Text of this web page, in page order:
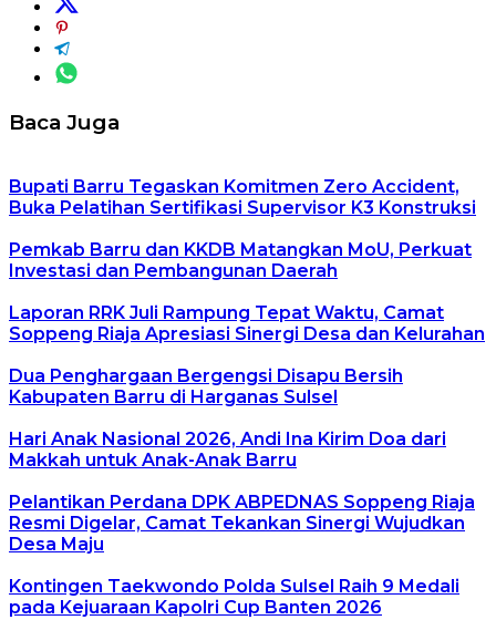
Baca Juga
Bupati Barru Tegaskan Komitmen Zero Accident,
Buka Pelatihan Sertifikasi Supervisor K3 Konstruksi
Pemkab Barru dan KKDB Matangkan MoU, Perkuat
Investasi dan Pembangunan Daerah
Laporan RRK Juli Rampung Tepat Waktu, Camat
Soppeng Riaja Apresiasi Sinergi Desa dan Kelurahan
Dua Penghargaan Bergengsi Disapu Bersih
Kabupaten Barru di Harganas Sulsel
Hari Anak Nasional 2026, Andi Ina Kirim Doa dari
Makkah untuk Anak-Anak Barru
Pelantikan Perdana DPK ABPEDNAS Soppeng Riaja
Resmi Digelar, Camat Tekankan Sinergi Wujudkan
Desa Maju
Kontingen Taekwondo Polda Sulsel Raih 9 Medali
pada Kejuaraan Kapolri Cup Banten 2026